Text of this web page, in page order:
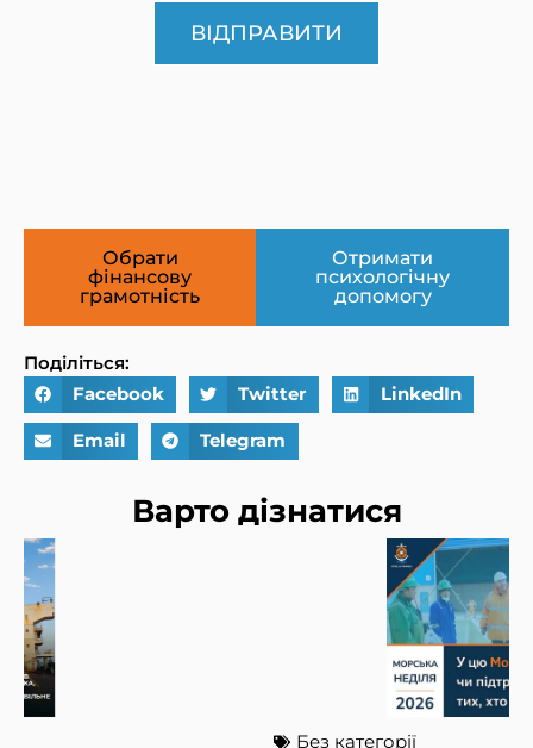
ВІДПРАВИТИ
Обрати
фінансову
грамотність
Отримати
психологічну
допомогу
Поділіться:
Facebook
Twitter LinkedIn
Email Telegram
Варто дізнатися